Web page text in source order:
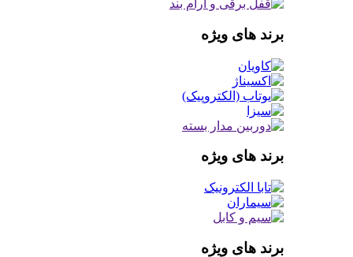
برند های ویژه
برند های ویژه
برند های ویژه